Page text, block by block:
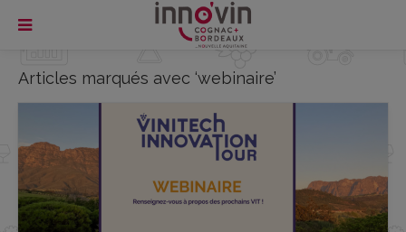
Articles marqués avec ‘webinaire’